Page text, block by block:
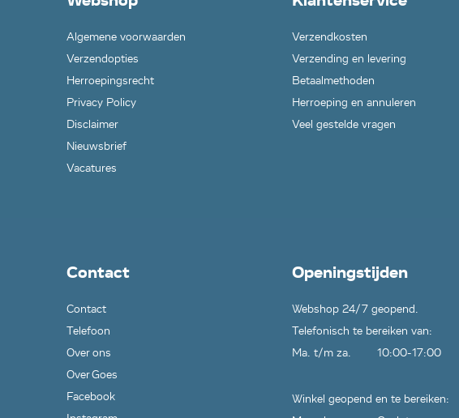
Algemene voorwaarden
Verzendopties
Herroepingsrecht
Privacy Policy
Disclaimer
Nieuwsbrief
Vacatures
Verzendkosten
Verzending en levering
Betaalmethoden
Herroeping en annuleren
Veel gestelde vragen
Contact
Contact
Telefoon
Over ons
Over Goes
Facebook
Openingstijden
Webshop 24/7 geopend.
Telefonisch te bereiken van:
Ma. t/m za.
10:00-17:00
Winkel geopend en te bereiken: